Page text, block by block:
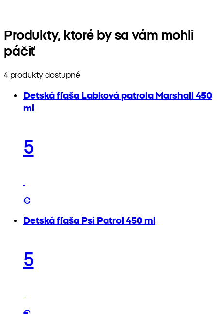
Produkty, ktoré by sa vám mohli
páčiť
4 produkty dostupné
Detská fľaša Labková patrola Marshall 450
ml
5
€
Detská fľaša Psi Patrol 450 ml
5